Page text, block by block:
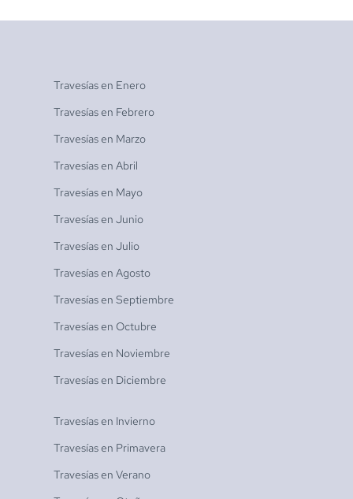
Travesías en Enero
Travesías en Febrero
Travesías en Marzo
Travesías en Abril
Travesías en Mayo
Travesías en Junio
Travesías en Julio
Travesías en Agosto
Travesías en Septiembre
Travesías en Octubre
Travesías en Noviembre
Travesías en Diciembre
Travesías en Invierno
Travesías en Primavera
Travesías en Verano